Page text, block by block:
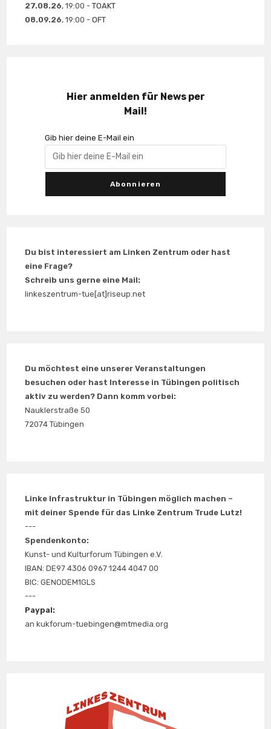
27.08.26, 19:00 -TOAKT
08.09.26, 19:00 -OFT
Hier anmelden für News per
Mail!
Gib hier deine E-Mail ein
Du bist interessiert am Linken Zentrum oder hast
eine Frage?
Schreib uns gerne eine Mail:
linkeszentrum-tue[at]riseup.net
Du möchtest eine unserer Veranstaltungen
besuchen oder hast Interesse in Tübingen politisch
aktiv zu werden? Dann komm vorbei:
Nauklerstraße 50
72074 Tübingen
Linke Infrastruktur in Tübingen möglich machen –
mit deiner Spende für das Linke Zentrum Trude Lutz!
---
Spendenkonto:
Kunst- und Kulturforum Tübingen e.V.
IBAN: DE97 4306 0967 1244 4047 00
BIC: GENODEM1GLS
---
Paypal:
an kukforum-tuebingen@mtmedia.org